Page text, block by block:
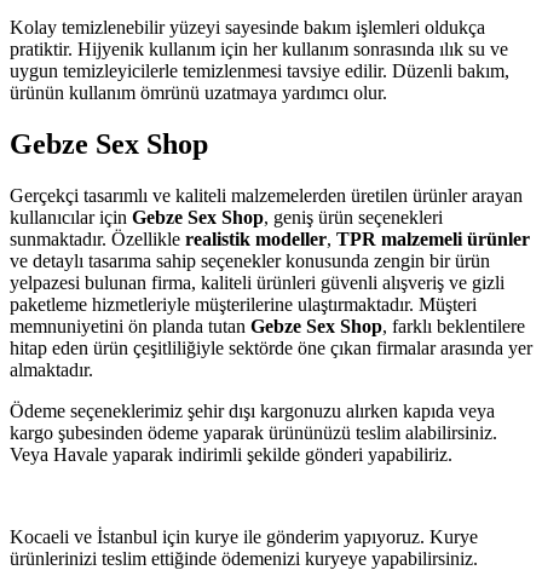
Kolay temizlenebilir yüzeyi sayesinde bakım işlemleri oldukça
pratiktir. Hijyenik kullanım için her kullanım sonrasında ılık su ve
uygun temizleyicilerle temizlenmesi tavsiye edilir. Düzenli bakım,
ürünün kullanım ömrünü uzatmaya yardımcı olur.
Gebze Sex Shop
Gerçekçi tasarımlı ve kaliteli malzemelerden üretilen ürünler arayan
kullanıcılar için Gebze Sex Shop, geniş ürün seçenekleri
sunmaktadır. Özellikle realistik modeller, TPR malzemeli ürünler
ve detaylı tasarıma sahip seçenekler konusunda zengin bir ürün
yelpazesi bulunan firma, kaliteli ürünleri güvenli alışveriş ve gizli
paketleme hizmetleriyle müşterilerine ulaştırmaktadır. Müşteri
memnuniyetini ön planda tutan Gebze Sex Shop, farklı beklentilere
hitap eden ürün çeşitliliğiyle sektörde öne çıkan firmalar arasında yer
almaktadır.
Ödeme seçeneklerimiz şehir dışı kargonuzu alırken kapıda veya
kargo şubesinden ödeme yaparak ürününüzü teslim alabilirsiniz.
Veya Havale yaparak indirimli şekilde gönderi yapabiliriz.
Kocaeli ve İstanbul için kurye ile gönderim yapıyoruz. Kurye
ürünlerinizi teslim ettiğinde ödemenizi kuryeye yapabilirsiniz.